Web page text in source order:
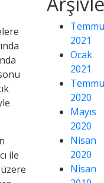
ile
2021
Ocak
2021
2020
Mayıs
2020
Nisan
2020
Nisan